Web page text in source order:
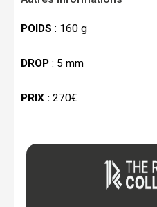
POIDS : 160 g
DROP : 5 mm
PRIX : 270€